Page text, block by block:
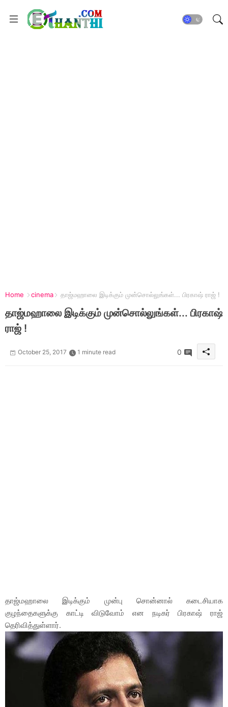
Home cinema தாஜ்மஹாலை இடிக்கும் முன்சொல்லுங்கள்... பிரகாஷ் ராஜ் !
தாஜ்மஹாலை இடிக்கும் முன்சொல்லுங்கள்... பிரகாஷ்
ராஜ் !
October 25, 2017 1 minute read 0
தாஜ்மஹாலை இடிக்கும் முன்பு சொன்னால் கடைசியாக
குழந்தைகளுக்கு காட்டி விடுவோம் என நடிகர் பிரகாஷ் ராஜ்
தெரிவித்துள்ளார்.